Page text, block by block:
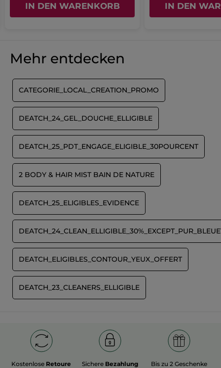
IN DEN WARENKORB IN DEN
Mehr entdecken
CATEGORIE_LOCAL_CREATION_PROMO
DEATCH_24_GEL_DOUCHE_ELLIGIBLE
DEATCH_25_PDT_ENGAGE_ELIGIBLE_30POURCENT
2 BODY & HAIR MIST BAIN DE NATURE
DEATCH_25_ELIGIBLES_EVIDENCE
DEATCH_ELIGIBLES_CONTOUR_YEUX_OFFERT
DEATCH_23_CLEANERS_ELLIGIBLE
Kostenlose Retoure Sichere Bezahlung
Bis zu 2 Geschenke